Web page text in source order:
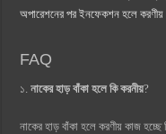
অপারেশনের পর ইনফেকশন হলে করণীয়
FAQ
১.নাকের হাড় বাঁকা হলে কি করনীয়?
নাকের হাড় বাঁকা হলে করণীয় কাজ হচ্ছে